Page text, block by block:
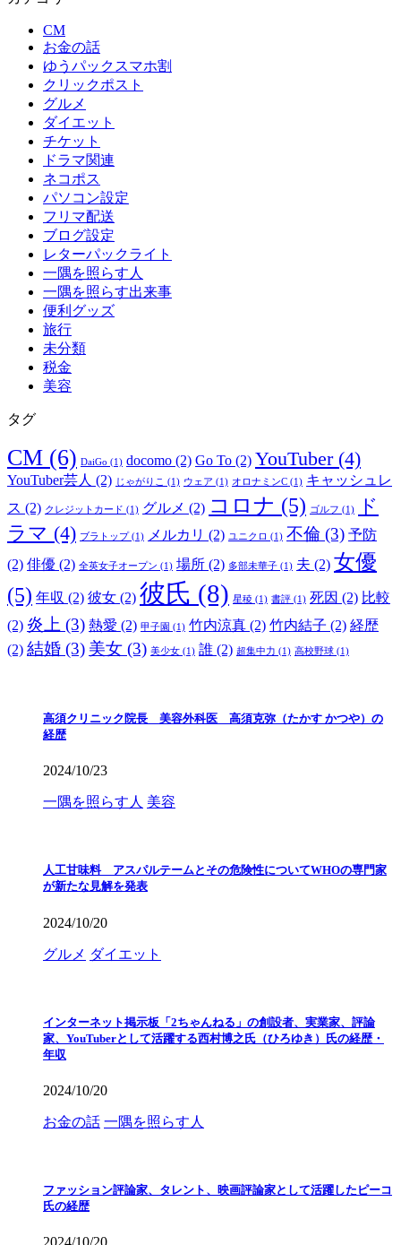
CM
お金の話
ゆうパックスマホ割
クリックポスト
グルメ
ダイエット
チケット
ドラマ関連
ネコポス
パソコン設定
フリマ配送
ブログ設定
レターパックライト
一隅を照らす人
一隅を照らす出来事
便利グッズ
旅行
未分類
税金
美容
タグ
CM (6) DaiGo (1) docomo (2) Go To (2) YouTuber(4)
YouTuber芸人 (2) じゃがりこ (1) ウェア (1) オロナミンC (1) キャッシュレ
ス (2) クレジットカード (1) グルメ (2) コロナ (5) ゴルフ (1)
ド
ラマ (4) ブラトップ(1) メルカリ (2) ユニクロ (1) 不倫 (3) 予防
(2) 俳優 (2) 全英女子オープン (1) 場所 (2) 多部未華子 (1) 夫 (2) 女優
(5) 年収 (2) 彼女 (2) 彼氏 (8) 星稜 (1) 書評 (1) 死因 (2) 比較
(2) 炎上 (3) 熱愛 (2) 甲子園 (1) 竹内涼真 (2) 竹内結子 (2) 経歴
(2) 結婚 (3) 美女 (3) 美少女 (1) 誰 (2) 超集中力 (1) 高校野球 (1)
高須クリニック院長 美容外科医 高須克弥（たかす かつや）の
経歴
2024/10/23
一隅を照らす人 美容
人工甘味料 アスパルテームとその危険性についてWHOの専門家
が新たな見解を発表
2024/10/20
グルメ ダイエット
インターネット掲示板「2ちゃんねる」の創設者、実業家、評論
家、YouTuberとして活躍する西村博之氏（ひろゆき）氏の経歴・
年収
2024/10/20
お金の話 一隅を照らす人
ファッション評論家、タレント、映画評論家として活躍したピーコ
氏の経歴